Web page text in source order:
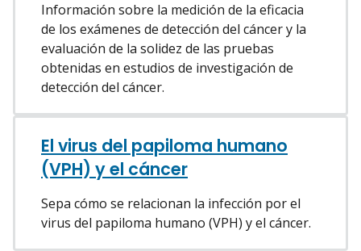
Información sobre la medición de la eficacia
de los exámenes de detección del cáncer y la
evaluación de la solidez de las pruebas
obtenidas en estudios de investigación de
detección del cáncer.
El virus del papiloma humano
(VPH) y el cáncer
Sepa cómo se relacionan la infección por el
virus del papiloma humano (VPH) y el cáncer.